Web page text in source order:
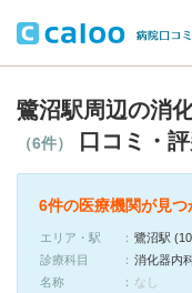
鷺沼駅周辺の消
（6件） 口コミ・評
6件の医療機関が見つ
エリア・駅
鷺沼駅
診療科目
消化器内
名称
なし